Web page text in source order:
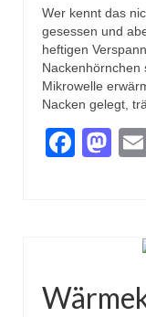
Wer kennt das
gesessen und
heftigen
Nackenhörnchen
Mikrowelle
Nacken gelegt,